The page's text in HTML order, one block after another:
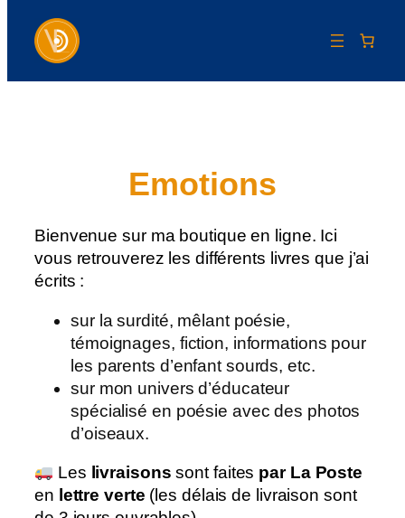
Emotions
Bienvenue sur ma boutique en ligne. Ici
vous retrouverez les différents livres que j’ai
écrits :
sur la surdité, mêlant poésie,
témoignages, fiction, informations pour
les parents d’enfant sourds, etc.
sur mon univers d’éducateur
spécialisé en poésie avec des photos
d’oiseaux.
Les livraisonssont faites par La Poste
en lettre verte (les délais de livraison sont